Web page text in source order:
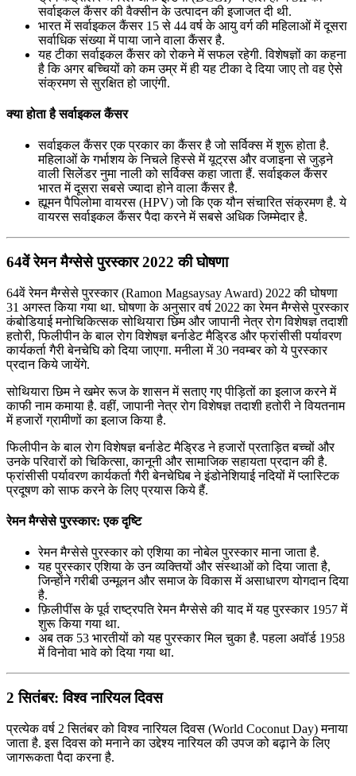
सर्वाइकल कैंसर की वैक्सीन के उत्पादन की इजाजत दी थी.
भारत में सर्वाइकल कैंसर 15 से 44 वर्ष के आयु वर्ग की महिलाओं में दूसरा
सर्वाधिक संख्या में पाया जाने वाला कैंसर है.
यह टीका सर्वाइकल कैंसर को रोकने में सफल रहेगी. विशेषज्ञों का कहना
है कि अगर बच्चियों को कम उम्र में ही यह टीका दे दिया जाए तो वह ऐसे
संक्रमण से सुरक्षित हो जाएंगी.
क्या होता है सर्वाइकल कैंसर
सर्वाइकल कैंसर एक प्रकार का कैंसर है जो सर्विक्स में शुरू होता है.
महिलाओं के गर्भाशय के निचले हिस्से में यूट्रस और वजाइना से जुड़ने
वाली सिलेंडर नुमा नाली को सर्विक्स कहा जाता हैं. सर्वाइकल कैंसर
भारत में दूसरा सबसे ज्यादा होने वाला कैंसर है.
ह्यूमन पैपिलोमा वायरस (HPV) जो कि एक यौन संचारित संक्रमण है. ये
वायरस सर्वाइकल कैंसर पैदा करने में सबसे अधिक जिम्मेदार है.
64वें रेमन मैग्सेसे पुरस्कार 2022 की घोषणा
64वें रेमन मैग्सेसे पुरस्कार (Ramon Magsaysay Award) 2022 की घोषणा
31 अगस्त किया गया था. घोषणा के अनुसार वर्ष 2022 का रेमन मैग्सेसे पुरस्कार
कंबोडियाई मनोचिकित्सक सोथियारा छिम और जापानी नेत्र रोग विशेषज्ञ तदाशी
हतोरी, फिलीपीन के बाल रोग विशेषज्ञ बर्नाडेट मैड्रिड और फ्रांसीसी पर्यावरण
कार्यकर्ता गैरी बेनचेघि को दिया जाएगा. मनीला में 30 नवम्बर को ये पुरस्कार
प्रदान किये जायेंगे.
सोथियारा छिम ने खमेर रूज के शासन में सताए गए पीड़ितों का इलाज करने में
काफी नाम कमाया है. वहीं, जापानी नेत्र रोग विशेषज्ञ तदाशी हतोरी ने वियतनाम
में हजारों ग्रामीणों का इलाज किया है.
फिलीपीन के बाल रोग विशेषज्ञ बर्नाडेट मैड्रिड ने हजारों प्रताड़ित बच्चों और
उनके परिवारों को चिकित्सा, कानूनी और सामाजिक सहायता प्रदान की है.
फ्रांसीसी पर्यावरण कार्यकर्ता गैरी बेनचेघिब ने इंडोनेशियाई नदियों में प्लास्टिक
प्रदूषण को साफ करने के लिए प्रयास किये हैं.
रेमन मैग्सेसे पुरस्कार: एक दृष्टि
रेमन मैग्सेसे पुरस्कार को एशिया का नोबेल पुरस्कार माना जाता है.
यह पुरस्कार एशिया के उन व्यक्तियों और संस्थाओं को दिया जाता है,
जिन्होंने गरीबी उन्मूलन और समाज के विकास में असाधारण योगदान दिया
है.
फ़िलीपींस के पूर्व राष्ट्रपति रेमन मैग्सेसे की याद में यह पुरस्कार 1957 में
शुरू किया गया था.
अब तक 53 भारतीयों को यह पुरस्कार मिल चुका है. पहला अवॉर्ड 1958
में विनोवा भावे को दिया गया था.
2 सितंबर: विश्व नारियल दिवस
प्रत्येक वर्ष 2 सितंबर को विश्व नारियल दिवस (World Coconut Day) मनाया
जाता है. इस दिवस को मनाने का उद्देश्य नारियल की उपज को बढ़ाने के लिए
जागरूकता पैदा करना है.